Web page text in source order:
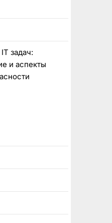
задач:
и аспекты